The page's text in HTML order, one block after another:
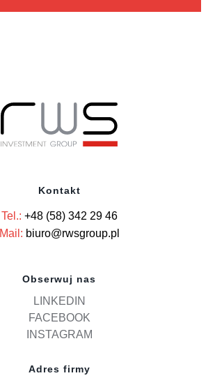
Kontakt
Tel.: +48 (58) 342 29 46
Mail: biuro@rwsgroup.pl
Obserwuj nas
LINKEDIN
FACEBOOK
INSTAGRAM
Adres firmy